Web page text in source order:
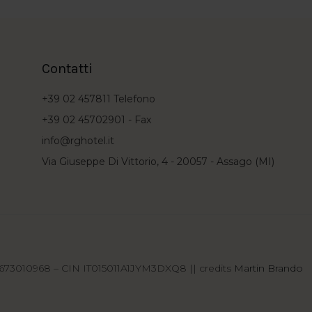
Contatti
+39 02 457811Telefono
+39 02 45702901 - Fax
info@rghotel.it
Via Giuseppe Di Vittorio, 4 - 20057 - Assago (MI)
– CIN IT015011A1JYM3DXQ8 || credits Martin Brando